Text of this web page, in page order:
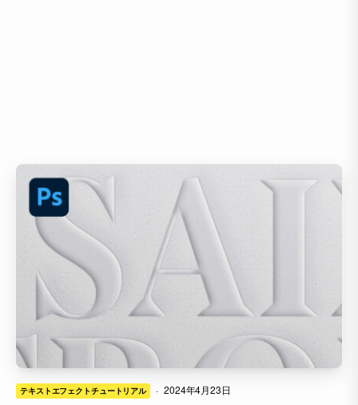
テキストエフェクトチュートリアル · 2024年4月23日